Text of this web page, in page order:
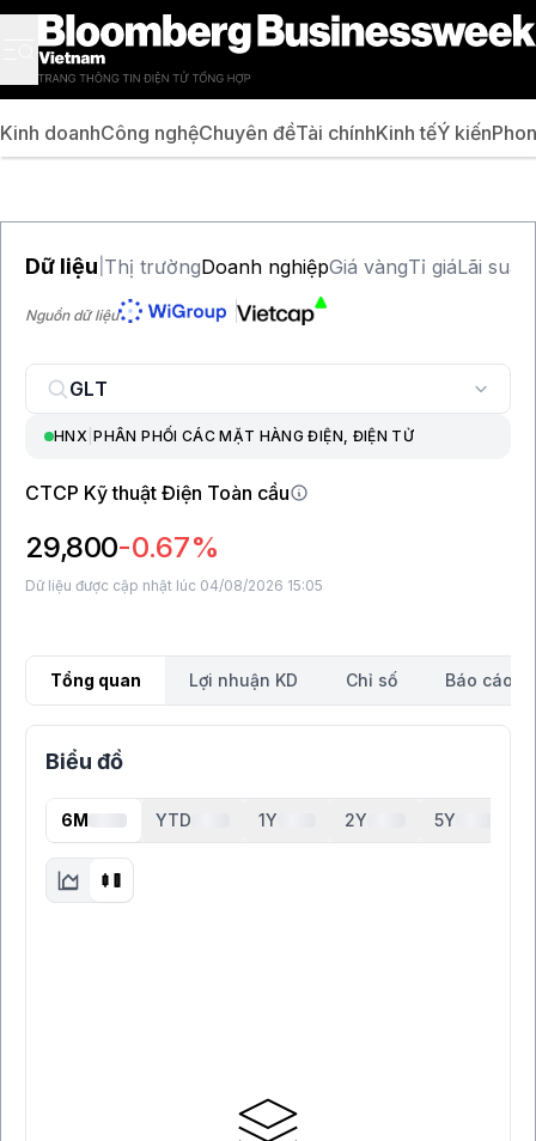
Kinh doanhCông nghệChuyên đềTài chínhKinh tếÝ kiến
Dữ liệu Thị trườngDoanh nghiệpGiá vàngTỉ giáLãi suất
Nguồn dữ liệu
HNX |PHÂN PHỐI CÁC MẶT HÀNG ĐIỆN, ĐIỆN TỬ
CTCP Kỹ thuật Điện Toàn cầu
29,800-0.67%
Dữ liệu được cập nhật lúc 04/08/2026 15:05
Tổng quan Lợi nhuận KD Chỉ số Báo cáo
Biểu đồ
6M YTD 1Y 2Y 5Y